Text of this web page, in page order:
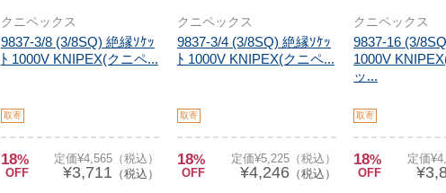
クニペックス
9837-3/8 (3/8SQ) 絶縁ｿｹｯ
ﾄ 1000V KNIPEX(クニペ...
取寄
18%
OFF
定価¥4,565（税込）
¥3,711 （税込）
クニペックス
9837-3/4 (3/8SQ) 絶縁ｿｹｯ
ﾄ 1000V KNIPEX(クニペ...
取寄
18%
OFF
定価¥5,225（税込）
¥4,246（税込）
クニペックス
9837-16 (3/
1000V
ッ...
取寄
18%
OFF
定価